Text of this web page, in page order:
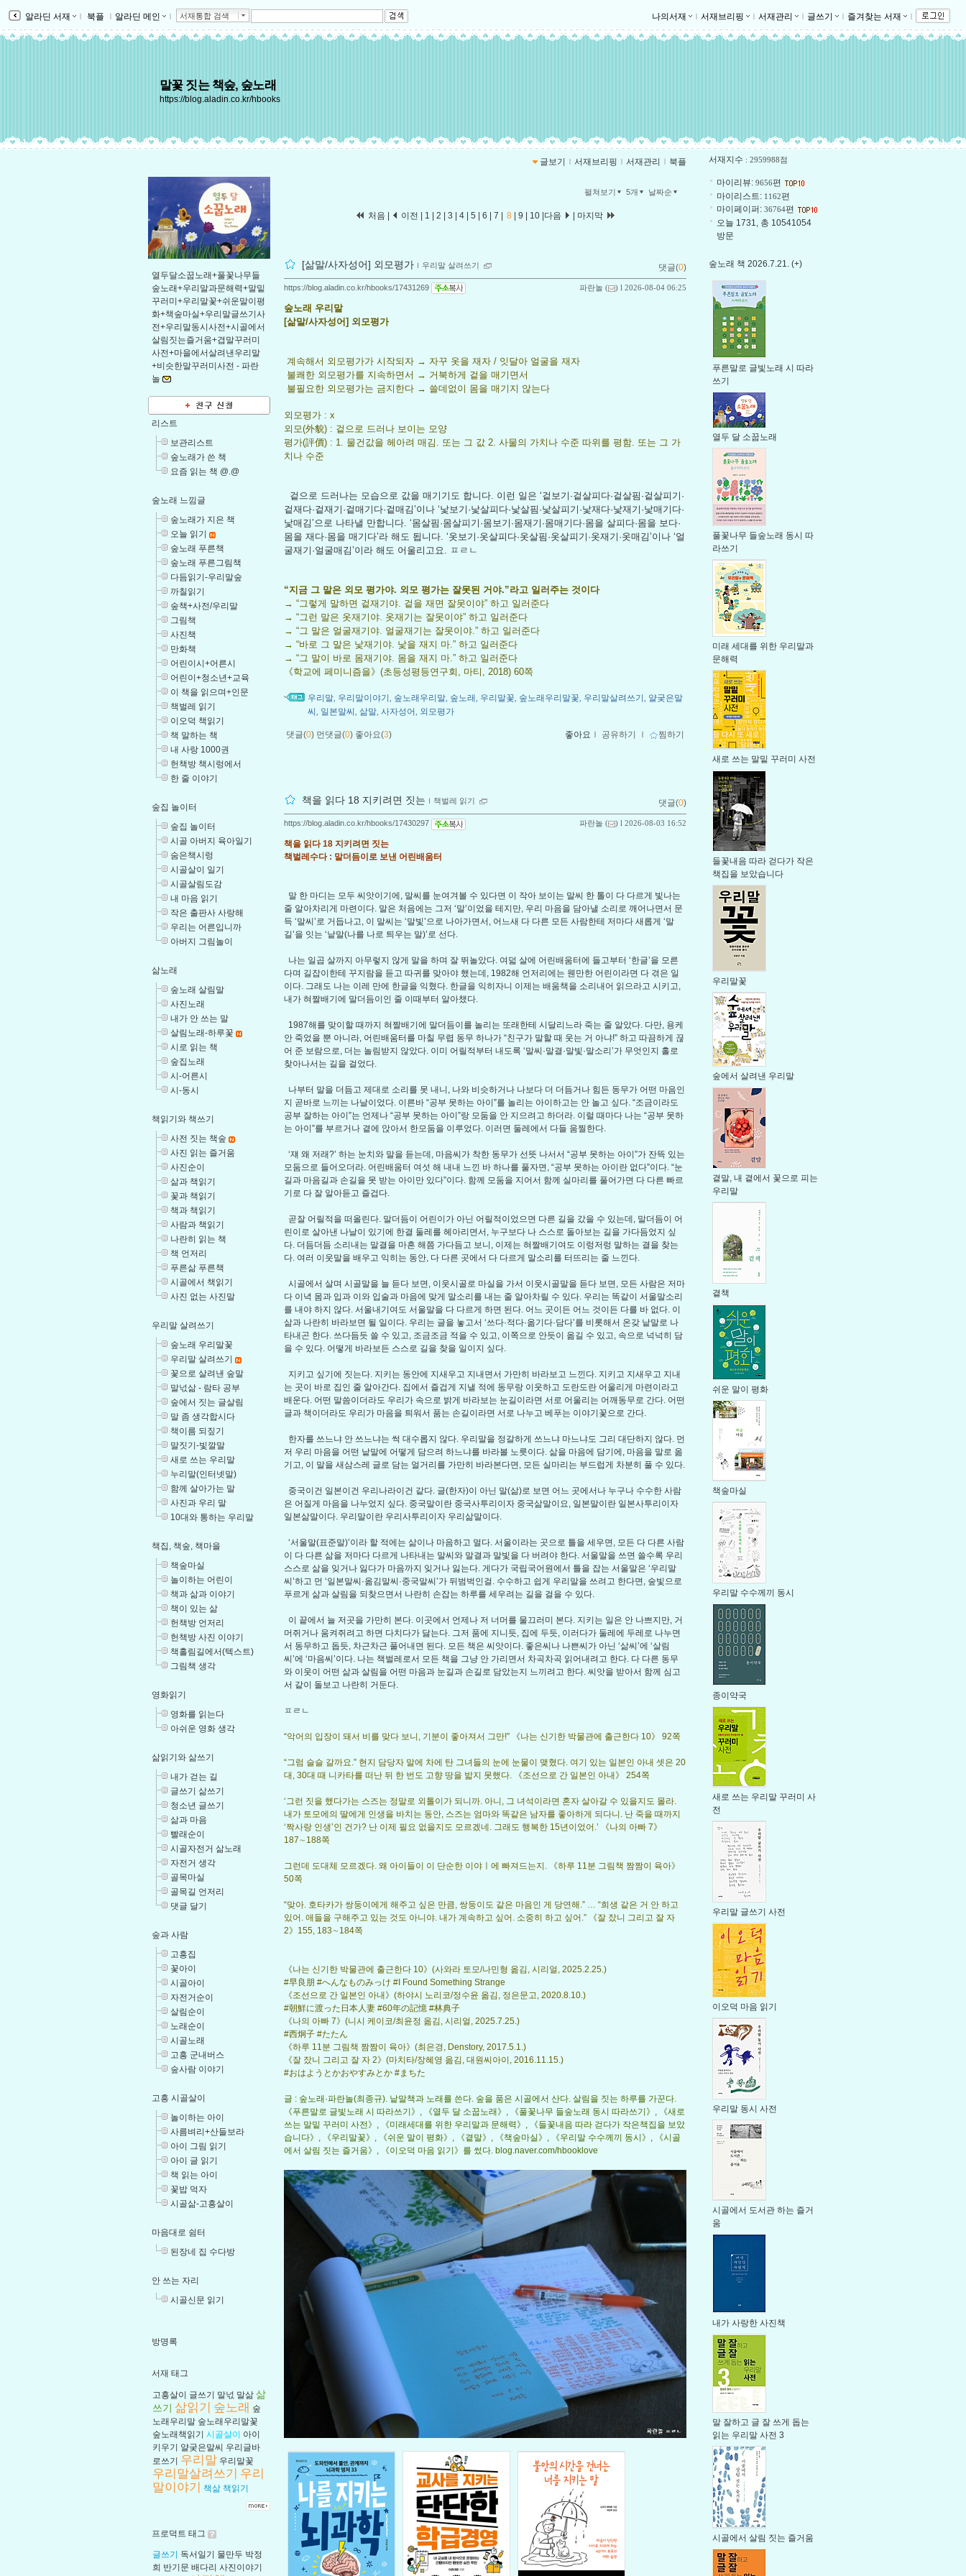
알라딘 서재 ｌ 북플 ｌ 알라딘 메인 ｌ 서재통합 검색 나의서재 ｌ 서재브리핑 ｌ 서재관리 ｌ 글쓰기 ｌ 즐겨찾는 서재 ｌ
말꽃 짓는 책숲, 숲노래
https://blog.aladin.co.kr/hbooks
글보기 ｌ 서재브리핑 ｌ 서재관리 ｌ 북플
열두달소꿉노래+풀꽃나무들
숲노래+우리말과문해력+말밑
꾸러미+우리말꽃+쉬운말이평
화+책숲마실+우리말글쓰기사
전+우리말동시사전+시골에서
살림짓는즐거움+겹말꾸러미
사전+마을에서살려낸우리말
+비슷한말꾸러미사전 - 파란
놀
리스트
보관리스트
숲노래가 쓴 책
요즘 읽는 책 @.@
숲노래 느낌글
숲노래가 지은 책
오늘 읽기
숲노래 푸른책
숲노래 푸른그림책
다듬읽기-우리말숲
까칠읽기
숲책+사전/우리말
그림책
사진책
만화책
어린이시+어른시
어린이+청소년+교육
이 책을 읽으며+인문
책벌레 읽기
이오덕 책읽기
책 말하는 책
내 사랑 1000권
헌책방 책시렁에서
한 줄 이야기
숲집 놀이터
숲집 놀이터
시골 아버지 육아일기
숨은책시렁
시골살이 일기
시골살림도감
내 마음 읽기
작은 출판사 사랑해
우리는 어른입니까
아버지 그림놀이
삶노래
숲노래 살림말
사진노래
내가 안 쓰는 말
살림노래-하루꽃
시로 읽는 책
숲집노래
시-어른시
시-동시
책읽기와 책쓰기
사전 짓는 책숲
사진 읽는 즐거움
사진순이
삶과 책읽기
꽃과 책읽기
책과 책읽기
사람과 책읽기
나란히 읽는 책
책 언저리
푸른삶 푸른책
시골에서 책읽기
사진 없는 사진말
우리말 살려쓰기
숲노래 우리말꽃
우리말 살려쓰기
꽃으로 살려낸 숲말
말넋삶 - 람타 공부
숲에서 짓는 글살림
말 좀 생각합시다
책이름 되짚기
말짓기-빛깔말
새로 쓰는 우리말
누리말(인터넷말)
함께 살아가는 말
사진과 우리 말
10대와 통하는 우리말
책집, 책숲, 책마을
책숲마실
놀이하는 어린이
책과 삶과 이야기
책이 있는 삶
헌책방 언저리
헌책방 사진 이야기
책홀림길에서(텍스트)
그림책 생각
영화읽기
영화를 읽는다
아쉬운 영화 생각
삶읽기와 삶쓰기
내가 걷는 길
글쓰기 삶쓰기
청소년 글쓰기
삶과 마음
빨래순이
시골자전거 삶노래
자전거 생각
골목마실
골목길 언저리
댓글 달기
숲과 사람
고흥집
꽃아이
시골아이
자전거순이
살림순이
노래순이
시골노래
고흥 군내버스
숲사람 이야기
고흥 시골살이
놀이하는 아이
사름벼리+산들보라
아이 그림 읽기
아이 글 읽기
책 읽는 아이
꽃밥 먹자
시골삶-고흥살이
마음대로 쉼터
된장네 집 수다방
안 쓰는 자리
시골신문 읽기
방명록
서재 태그
고흥살이 글쓰기 말넋 말삶 삶
쓰기 삶읽기 숲노래 숲
노래우리말 숲노래우리말꽃
숲노래책읽기 시골살이
아이
키우기
얄궂은말씨 우리글바
로쓰기
우리말 우리말꽃
우리말살려쓰기
우리
말이야기
책삶 책읽기
프로덕트 태그
글쓰기 독서일기 물만두 박정
희 반기문 배다리 사진이야기
펼쳐보기 5개 날짜순
처음 이전 1 2 3 4 5 6 7 8 9 10 다음 마지막
[삶말/사자성어] 외모평가 ｌ 우리말 살려쓰기 댓글(0)
파란놀 ( ) l 2026-08-04 06:25
https://blog.aladin.co.kr/hbooks/17431269
숲노래 우리말
[삶말/사자성어] 외모평가
계속해서 외모평가가 시작되자 → 자꾸 옷을 재자 / 잇달아 얼굴을 재자
불쾌한 외모평가를 지속하면서 → 거북하게 겉을 매기면서
불필요한 외모평가는 금지한다 → 쓸데없이 몸을 매기지 않는다
외모평가 : x
외모(外貌) : 겉으로 드러나 보이는 모양
평가(評價) : 1. 물건값을 헤아려 매김. 또는 그 값 2. 사물의 가치나 수준 따위를 평함. 또는 그 가
치나 수준
겉으로 드러나는 모습으로 값을 매기기도 합니다. 이런 일은 ‘겉보기·겉살피다·겉살핌·겉살피기·
겉재다·겉재기·겉매기다·겉매김’이나 ‘낯보기·낯살피다·낯살핌·낯살피기·낯재다·낯재기·낯매기다·
낯매김’으로 나타낼 만합니다. ‘몸살핌·몸살피기·몸보기·몸재기·몸매기다·몸을 살피다·몸을 보다·
몸을 재다·몸을 매기다’라 해도 됩니다. ‘옷보기·옷살피다·옷살핌·옷살피기·옷재기·옷매김’이나 ‘얼
굴재기·얼굴매김’이라 해도 어울리고요. ㅍㄹㄴ
“지금 그 말은 외모 평가야. 외모 평가는 잘못된 거야.”라고 일러주는 것이다
→ “그렇게 말하면 겉재기야. 겉을 재면 잘못이야” 하고 일러준다
→ “그런 말은 옷재기야. 옷재기는 잘못이야” 하고 일러준다
→ “그 말은 얼굴재기야. 얼굴재기는 잘못이야.” 하고 일러준다
→ “바로 그 말은 낯재기야. 낯을 재지 마.” 하고 일러준다
→ “그 말이 바로 몸재기야. 몸을 재지 마.” 하고 일러준다
《학교에 페미니즘을》(초등성평등연구회, 마티, 2018) 60쪽
우리말, 우리말이야기 , 숲노래우리말, 숲노래, 우리말꽃, 숲노래우리말꽃, 우리말살려쓰기 , 얄궂은말
씨 , 일본말씨 , 삶말, 사자성어, 외모평가
댓글(0) 먼댓글(0) 좋아요(3) 좋아요 ｌ 공유하기 ｌ 찜하기
책을 읽다 18 지키려면 짓는 ｌ 책벌레 읽기 댓글(0)
파란놀 ( ) l 2026-08-03 16:52
https://blog.aladin.co.kr/hbooks/17430297
책을 읽다 18 지키려면 짓는
책벌레수다 : 말더듬이로 보낸 어린배움터
말 한 마디는 모두 씨앗이기에, 말씨를 눈여겨볼 수 있다면 이 작아 보이는 말씨 한 톨이 다 다르게 빛나는
줄 알아차리게 마련이다. 말은 처음에는 그저 ‘말’이었을 테지만, 우리 마음을 담아낼 소리로 깨어나면서 문
득 ‘말씨’로 거듭나고, 이 말씨는 ‘말빛’으로 나아가면서, 어느새 다 다른 모든 사람한테 저마다 새롭게 ‘말
길’을 잇는 ‘낱말(나를 나로 틔우는 말)’로 선다.
나는 일곱 살까지 아무렇지 않게 말을 하며 잘 뛰놀았다. 여덟 살에 어린배움터에 들고부터 ‘한글’을 모른
다며 길잡이한테 꾸지람을 듣고 따귀를 맞아야 했는데, 1982해 언저리에는 웬만한 어린이라면 다 겪은 일
이다. 그래도 나는 이레 만에 한글을 익혔다. 한글을 익히자니 이제는 배움책을 소리내어 읽으라고 시키고,
내가 혀짤배기에 말더듬이인 줄 이때부터 알아챘다.
1987해를 맞이할 때까지 혀짤배기에 말더듬이를 놀리는 또래한테 시달리느라 죽는 줄 알았다. 다만, 용케
안 죽었을 뿐 아니라, 어린배움터를 마칠 무렵 동무 하나가 “친구가 말할 때 웃는 거 아냐!” 하고 따끔하게 끊
어 준 보람으로, 더는 놀림받지 않았다. 이미 어릴적부터 내도록 ‘말씨·말결·말빛·말소리’가 무엇인지 홀로
찾아나서는 길을 걸었다.
나부터 말을 더듬고 제대로 소리를 못 내니, 나와 비슷하거나 나보다 더 더듬거나 힘든 동무가 어떤 마음인
지 곧바로 느끼는 나날이었다. 이른바 “공부 못하는 아이”를 놀리는 아이하고는 안 놀고 싶다. “조금이라도
공부 잘하는 아이”는 언제나 “공부 못하는 아이”랑 모둠을 안 지으려고 하더라. 이럴 때마다 나는 “공부 못하
는 아이”를 부르거나 곁에 앉아서 한모둠을 이루었다. 이러면 둘레에서 다들 움찔한다.
‘쟤 왜 저래?’ 하는 눈치와 말을 듣는데, 마음씨가 착한 동무가 선뜻 나서서 “공부 못하는 아이”가 잔뜩 있는
모둠으로 들어오더라. 어린배움터 여섯 해 내내 느낀 바 하나를 풀자면, “공부 못하는 아이란 없다”이다. “눈
길과 마음길과 손길을 못 받는 아이만 있다”이다. 함께 모둠을 지어서 함께 실마리를 풀어가면 다 다른 빠르
기로 다 잘 알아듣고 즐겁다.
곧잘 어릴적을 떠올린다. 말더듬이 어린이가 아닌 어릴적이었으면 다른 길을 갔을 수 있는데, 말더듬이 어
린이로 살아낸 나날이 있기에 한결 둘레를 헤아리면서, 누구보다 나 스스로 돌아보는 길을 가다듬었지 싶
다. 더듬더듬 소리내는 말결을 마흔 해쯤 가다듬고 보니, 이제는 혀짤배기여도 이렁저렁 말하는 결을 찾는
다. 여러 이웃말을 배우고 익히는 동안, 다 다른 곳에서 다 다르게 말소리를 터뜨리는 줄 느낀다.
시골에서 살며 시골말을 늘 듣다 보면, 이웃시골로 마실을 가서 이웃시골말을 듣다 보면, 모든 사람은 저마
다 이녁 몸과 입과 이와 입술과 마음에 맞게 말소리를 내는 줄 알아차릴 수 있다. 우리는 똑같이 서울말소리
를 내야 하지 않다. 서울내기여도 서울말을 다 다르게 하면 된다. 어느 곳이든 어느 것이든 다를 바 없다. 이
삶과 나란히 바라보면 될 일이다. 우리는 글을 놓고서 ‘쓰다·적다·옮기다·담다’를 비롯해서 온갖 낱말로 나
타내곤 한다. 쓰다듬듯 쓸 수 있고, 조금조금 적을 수 있고, 이쪽으로 안듯이 옮길 수 있고, 속으로 넉넉히 담
을 수 있다. 어떻게 바라보든 스스로 길을 찾을 일이지 싶다.
지키고 싶기에 짓는다. 지키는 동안에 지새우고 지내면서 가만히 바라보고 느낀다. 지키고 지새우고 지내
는 곳이 바로 집인 줄 알아간다. 집에서 즐겁게 지낼 적에 동무랑 이웃하고 도란도란 어울리게 마련이라고
배운다. 어떤 말씀이더라도 우리가 속으로 밝게 바라보는 눈길이라면 서로 어울리는 어깨동무로 간다. 어떤
글과 책이더라도 우리가 마음을 틔워서 품는 손길이라면 서로 나누고 베푸는 이야기꽃으로 간다.
한자를 쓰느냐 안 쓰느냐는 썩 대수롭지 않다. 우리말을 정갈하게 쓰느냐 마느냐도 그리 대단하지 않다. 먼
저 우리 마음을 어떤 낱말에 어떻게 담으려 하느냐를 바라볼 노릇이다. 삶을 마음에 담기에, 마음을 말로 옮
기고, 이 말을 새삼스레 글로 담는 얼거리를 가만히 바라본다면, 모든 실마리는 부드럽게 차분히 풀 수 있다.
중국이건 일본이건 우리나라이건 같다. 글(한자)이 아닌 말(삶)로 보면 어느 곳에서나 누구나 수수한 사람
은 어질게 마음을 나누었지 싶다. 중국말이란 중국사투리이자 중국삶말이요, 일본말이란 일본사투리이자
일본삶말이다. 우리말이란 우리사투리이자 우리삶말이다.
‘서울말(표준말)’이라 할 적에는 삶이나 마음하고 멀다. 서울이라는 곳으로 틀을 세우면, 모든 다 다른 사람
이 다 다른 삶을 저마다 다르게 나타내는 말씨와 말결과 말빛을 다 버려야 한다. 서울말을 쓰면 쓸수록 우리
스스로 삶을 잊거나 잃다가 마음까지 잊거나 잃는다. 게다가 국립국어원에서 틀을 잡는 서울말은 ‘우리말
씨’하고 먼 ‘일본말씨·옮김말씨·중국말씨’가 뒤범벅인걸. 수수하고 쉽게 우리말을 쓰려고 한다면, 숲빛으로
푸르게 삶과 살림을 되찾으면서 나란히 손잡는 하루를 세우려는 길을 걸을 수 있다.
이 끝에서 늘 저곳을 가만히 본다. 이곳에서 언제나 저 너머를 물끄러미 본다. 지키는 일은 안 나쁘지만, 거
머쥐거나 움켜쥐려고 하면 다치다가 닳는다. 그저 품에 지니듯, 집에 두듯, 이러다가 둘레에 두레로 나누면
서 동무하고 돕듯, 차근차근 풀어내면 된다. 모든 책은 씨앗이다. 좋은씨나 나쁜씨가 아닌 ‘삶씨’에 ‘살림
씨’에 ‘마음씨’이다. 나는 책벌레로서 모든 책을 그냥 안 가리면서 차곡차곡 읽어내려고 한다. 다 다른 동무
와 이웃이 어떤 삶과 살림을 어떤 마음과 눈길과 손길로 담았는지 느끼려고 한다. 씨앗을 받아서 함께 심고
서 같이 돌보고 나란히 거둔다.
ㅍㄹㄴ
“악어의 입장이 돼서 비를 맞다 보니, 기분이 좋아져서 그만!” 《나는 신기한 박물관에 출근한다 10》 92쪽
“그럼 슬슬 갈까요.” 현지 담당자 말에 차에 탄 그녀들의 눈에 눈물이 맺혔다. 여기 있는 일본인 아내 셋은 20
대, 30대 때 니카타를 떠난 뒤 한 번도 고향 땅을 밟지 못했다. 《조선으로 간 일본인 아내》 254쪽
‘그런 짓을 했다가는 스즈는 정말로 외톨이가 되니까. 아니, 그 녀석이라면 혼자 살아갈 수 있을지도 몰라.
내가 토모에의 딸에게 인생을 바치는 동안, 스즈는 엄마와 똑같은 남자를 좋아하게 되다니. 난 죽을 때까지
‘짝사랑 인생’인 건가? 난 이제 필요 없을지도 모르겠네. 그래도 행복한 15년이었어.’ 《나의 아빠 7》
187∼188쪽
그런데 도대체 모르겠다. 왜 아이들이 이 단순한 이야ㅣ에 빠져드는지. 《하루 11분 그림책 짬짬이 육아》
50쪽
“맞아. 호타카가 쌍둥이에게 해주고 싶은 만큼, 쌍둥이도 같은 마음인 게 당연해.” … “희생 같은 거 안 하고
있어. 애들을 구해주고 있는 것도 아니야. 내가 계속하고 싶어. 소중히 하고 싶어.” 《잘 잤니 그리고 잘 자
2》155, 183∼184쪽
《나는 신기한 박물관에 출근한다 10》(사와라 토모/나민형 옮김, 시리얼, 2025.2.25.)
#早良朋 #へんなものみっけ #I Found Something Strange
《조선으로 간 일본인 아내》(하야시 노리코/정수윤 옮김, 정은문고, 2020.8.10.)
#朝鮮に渡った日本人妻 #60年の記憶 #林典子
《나의 아빠 7》(니시 케이코/최윤정 옮김, 시리얼, 2025.7.25.)
#西炯子 #たたん
《하루 11분 그림책 짬짬이 육아》(최은경, Denstory, 2017.5.1.)
《잘 잤니 그리고 잘 자 2》(마치타/장혜영 옮김, 대원씨아이, 2016.11.15.)
#おはようとかおやすみとか #まちた
글 : 숲노래·파란놀(최종규). 낱말책과 노래를 쓴다. 숲을 품은 시골에서 산다. 살림을 짓는 하루를 가꾼다.
《푸른말로 글빛노래 시 따라쓰기》, 《열두 달 소꿉노래》, 《풀꽃나무 들숲노래 동시 따라쓰기》, 《새로
쓰는 말밑 꾸러미 사전》, 《미래세대를 위한 우리말과 문해력》, 《들꽃내음 따라 걷다가 작은책집을 보았
습니다》, 《우리말꽃》, 《쉬운 말이 평화》, 《곁말》, 《책숲마실》, 《우리말 수수께끼 동시》, 《시골
에서 살림 짓는 즐거움》, 《이오덕 마음 읽기》를 썼다. blog.naver.com/hbooklove
서재지수 : 2959988점
마이리뷰: 9656편
마이리스트: 1162편
마이페이퍼: 36764편
오늘 1731, 총 10541054
방문
숲노래 책 2026.7.21. (+)
푸른말로 글빛노래 시 따라
쓰기
열두 달 소꿉노래
풀꽃나무 들숲노래 동시 따
라쓰기
미래 세대를 위한 우리말과
문해력
새로 쓰는 말밑 꾸러미 사전
들꽃내음 따라 걷다가 작은
책집을 보았습니다
우리말꽃
숲에서 살려낸 우리말
곁말, 내 곁에서 꽃으로 피는
우리말
곁책
쉬운 말이 평화
책숲마실
우리말 수수께끼 동시
종이약국
새로 쓰는 우리말 꾸러미 사
전
우리말 글쓰기 사전
이오덕 마음 읽기
우리말 동시 사전
시골에서 도서관 하는 즐거
움
내가 사랑한 사진책
말 잘하고 글 잘 쓰게 돕는
읽는 우리말 사전 3
시골에서 살림 짓는 즐거움